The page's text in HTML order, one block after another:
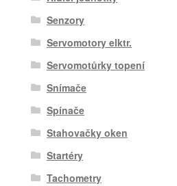
Senzory
Servomotory elktr.
Servomotůrky topení
Snímače
Spínače
Stahovačky oken
Startéry
Tachometry